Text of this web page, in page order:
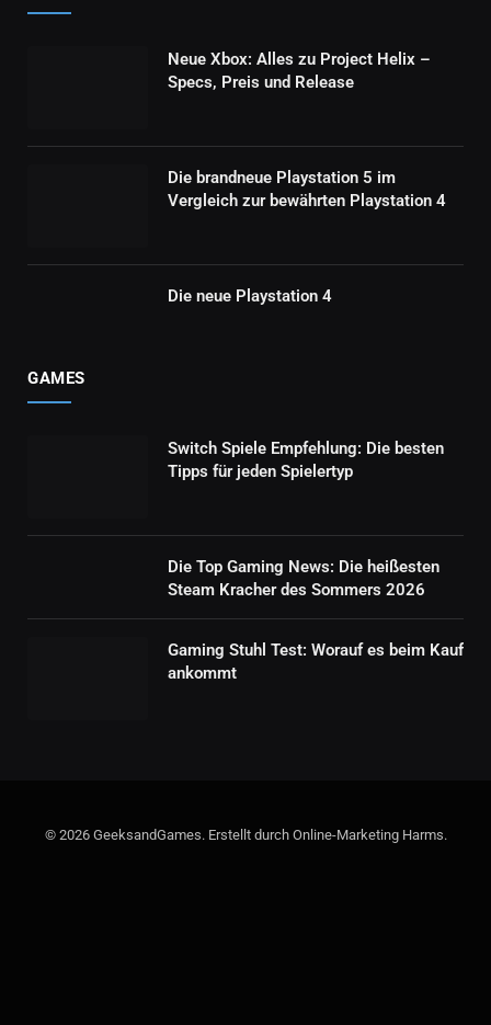
Neue Xbox: Alles zu Project Helix –
Specs, Preis und Release
Die brandneue Playstation 5 im
Vergleich zur bewährten Playstation 4
Die neue Playstation 4
GAMES
Switch Spiele Empfehlung: Die besten
Tipps für jeden Spielertyp
Die Top Gaming News: Die heißesten
Steam Kracher des Sommers 2026
Gaming Stuhl Test: Worauf es beim Kauf
ankommt
© 2026 GeeksandGames. Erstellt durch Online-Marketing Harms.